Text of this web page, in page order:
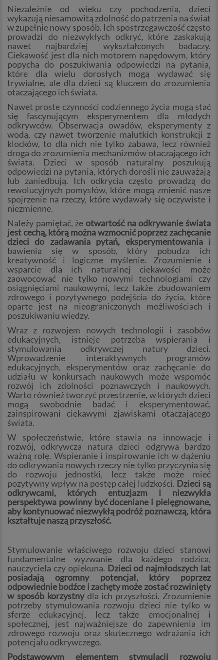
Niezależnie od wieku czy pochodzenia, dzieci
wykazują niesamowitą zdolność do patrzenia na świat
w zupełnie nowy sposób. Ich spostrzegawczość często
prowadzi do niezwykłych odkryć, które zaskakują
nawet najbardziej wykształconych badaczy.
Ciekawość jest dla nich motorem napędowym, który
popycha do poszukiwania odpowiedzi na pytania,
które dla wielu dorosłych mogą wydawać się
trywialne, ale dla dzieci są kluczem do zrozumienia
otaczającego ich świata.
Nawet proste czynności codziennego życia mogą stać
się fascynującym eksperymentem dla młodych
odkrywców. Obserwacja owadów, eksperymenty z
wodą, czy nawet tworzenie malutkich konstrukcji z
klocków, to dla nich nie tylko zabawa, lecz również
droga do zrozumienia mechanizmów otaczającego ich
świata. Dzieci w sposób naturalny poszukują
odpowiedzi na pytania, których dorośli nie zauważają
lub zaniedbują. Ich odkrycia często prowadzą do
rewolucyjnych pomysłów, które mogą zmienić nasze
spojrzenie na rzeczy, które wydawały się oczywiste i
niezmienne.
Należy pamiętać, że otwartość na odkrywanie świata
jest cechą, którą można wzmocnić poprzez zachęcanie
dzieci do zadawania pytań, eksperymentowaniai
bawienia się w sposób, który pobudza ich
kreatywność i logiczne myślenie. Zrozumienie i
wsparcie dla ich naturalnej ciekawości może
zaowocować nie tylko nowymi technologiami czy
osiągnięciami naukowymi, lecz także zbudowaniem
zdrowego i pozytywnego podejścia do życia, które
oparte jest na nieograniczonych możliwościach i
poszukiwaniu wiedzy.
Wraz z rozwojem nowych technologii i zasobów
edukacyjnych, istnieje potrzeba wspierania i
stymulowania odkrywczej natury dzieci.
Wprowadzenie interaktywnych programów
edukacyjnych, eksperymentów oraz zachęcanie do
udziału w konkursach naukowych może wspomóc
rozwój ich zdolności poznawczych i naukowych.
Warto również tworzyć przestrzenie, w których dzieci
mogą swobodnie badać i eksperymentować,
zainspirowani ciekawymi zjawiskami otaczającego
świata.
W społeczeństwie, które stawia na innowacje i
rozwój, odkrywcza natura dzieci odgrywa bardzo
ważną rolę. Wspieranie i inspirowanie ich w dążeniu
do odkrywania nowych rzeczy nie tylko przyczynia się
do rozwoju jednostki, lecz także może mieć
pozytywny wpływ na postęp całej ludzkości. Dzieci są
odkrywcami, których entuzjazm i niezwykła
perspektywa powinny być doceniane i pielęgnowane,
aby kontynuować niezwykłą podróż poznawczą, która
kształtuje naszą przyszłość.
Stymulowanie właściwego rozwoju dzieci stanowi
fundamentalne wyzwanie dla każdego rodzica,
nauczyciela czy opiekuna. Dzieci od najmłodszych lat
posiadają ogromny potencjał, który poprzez
odpowiednie bodźce i zachęty może zostać rozwinięty
w sposób korzystnydla ich przyszłości. Zrozumienie
potrzeby stymulowania rozwoju dzieci nie tylko w
sferze edukacyjnej, lecz także emocjonalnej i
społecznej, jest najważniejsze do zapewnienia im
zdrowego rozwoju oraz skutecznego wdrażania ich
potencjału odkrywczego.
Podstawowym elementem stymulacji rozwoju